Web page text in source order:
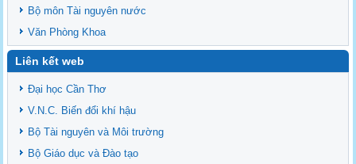
Bộ môn Tài nguyên nước
Văn Phòng Khoa
Liên kết web
Đại học Cần Thơ
V.N.C. Biến đổi khí hậu
Bộ Tài nguyên và Môi trường
Bộ Giáo dục và Đào tạo